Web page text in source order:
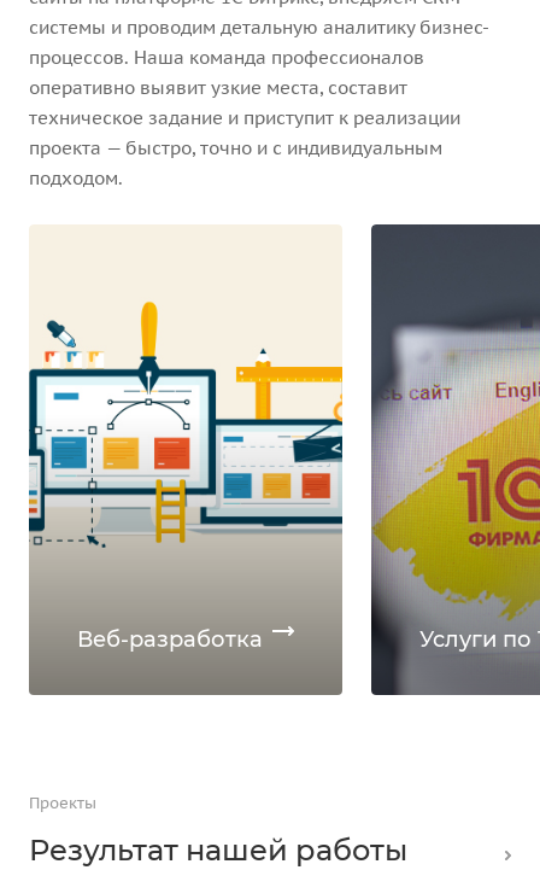
системы и проводим детальную аналитику бизнес-
процессов. Наша команда профессионалов
оперативно выявит узкие места, составит
техническое задание и приступит к реализации
проекта — быстро, точно и с индивидуальным
подходом.
Веб-разработка Услуги по
Проекты
Результат нашей работы